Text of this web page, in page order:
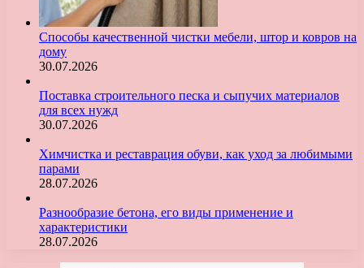
Способы качественной чистки мебели, штор и ковров на
дому
30.07.2026
Поставка строительного песка и сыпучих материалов
для всех нужд
30.07.2026
Химчистка и реставрация обуви, как уход за любимыми
парами
28.07.2026
Разнообразие бетона, его виды применение и
характеристики
28.07.2026